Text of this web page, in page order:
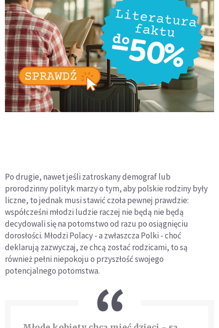
Po drugie, nawet jeśli zatroskany demograf lub
prorodzinny polityk marzy o tym, aby polskie rodziny były
liczne, to jednak musi stawić czoła pewnej prawdzie:
współcześni młodzi ludzie raczej nie będą nie będą
decydowali się na potomstwo od razu po osiągnięciu
dorosłości. Młodzi Polacy - a zwłaszcza Polki - choć
deklarują zazwyczaj, ze chcą zostać rodzicami, to są
również pełni niepokoju o przyszłość swojego
potencjalnego potomstwa.